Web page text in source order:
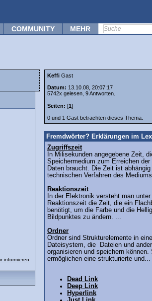
COMMUNITY MEHR
informieren
Keffi Gast
Datum: 13.10.08, 20:07:17
5742x gelesen, 9 Antworten.
Seiten: [1]
0 und 1 Gast betrachten dieses Thema.
Fremdwörter? Erklärungen im
Zugriffszeit
In Milisekunden angegebene Zeit,
Speichermedium zum Erreichen der
Daten braucht. Die Zeit ist abhängig
technischen Verfahren des
Reaktionszeit
In der Elektronik versteht man unter
Reaktionszeit die Zeit, die ein
benötigt, um die Farbe und die
Bildpunktes zu ändern. ...
Ordner
Ordner sind Strukturelemente in
Dateisystem, die Dateien und
organisieren und speichern können.
ermöglichen eine strukturierte und...
Dead Link
Deep Link
Hyperlink